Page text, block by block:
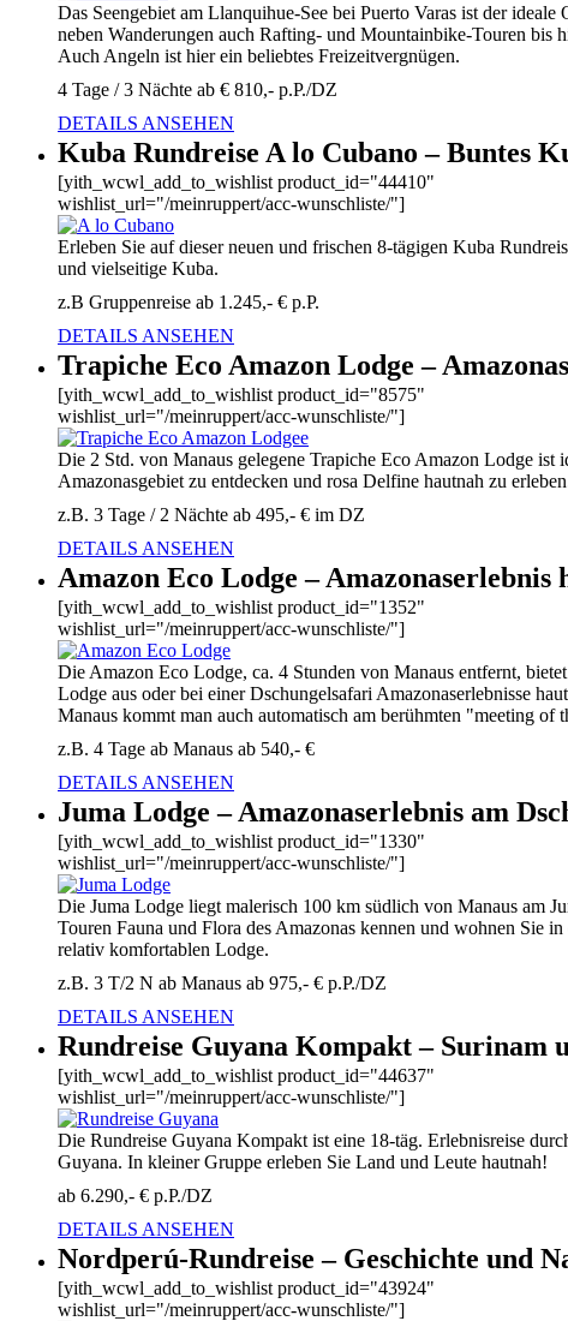
Das Seengebiet am Llanquihue-See bei Puerto Varas ist der
neben Wanderungen auch Rafting- und Mountainbike-Touren bis
Auch Angeln ist hier ein beliebtes Freizeitvergnügen.
4 Tage / 3 Nächte ab € 810,- p.P./DZ
DETAILS ANSEHEN
Kuba Rundreise A lo Cubano – Buntes
[yith_wcwl_add_to_wishlist product_id="44410"
wishlist_url="/meinruppert/acc-wunschliste/"]
Erleben Sie auf dieser neuen und frischen 8-tägigen Kuba
und vielseitige Kuba.
z.B Gruppenreise ab 1.245,- € p.P.
DETAILS ANSEHEN
Trapiche Eco Amazon Lodge –
[yith_wcwl_add_to_wishlist product_id="8575"
wishlist_url="/meinruppert/acc-wunschliste/"]
Die 2 Std. von Manaus gelegene Trapiche Eco Amazon Lodge ist
Amazonasgebiet zu entdecken und rosa Delfine hautnah zu
z.B. 3 Tage / 2 Nächte ab 495,- € im DZ
DETAILS ANSEHEN
Amazon Eco Lodge – Amazonaserlebnis
[yith_wcwl_add_to_wishlist product_id="1352"
wishlist_url="/meinruppert/acc-wunschliste/"]
Die Amazon Eco Lodge, ca. 4 Stunden von Manaus entfernt,
Lodge aus oder bei einer Dschungelsafari Amazonaserlebnisse
Manaus kommt man auch automatisch am berühmten "meeting of
z.B. 4 Tage ab Manaus ab 540,- €
DETAILS ANSEHEN
Juma Lodge – Amazonaserlebnis am
[yith_wcwl_add_to_wishlist product_id="1330"
wishlist_url="/meinruppert/acc-wunschliste/"]
Die Juma Lodge liegt malerisch 100 km südlich von Manaus am
Touren Fauna und Flora des Amazonas kennen und wohnen Sie
relativ komfortablen Lodge.
z.B. 3 T/2 N ab Manaus ab 975,- € p.P./DZ
DETAILS ANSEHEN
Rundreise Guyana Kompakt – Surinam
[yith_wcwl_add_to_wishlist product_id="44637"
wishlist_url="/meinruppert/acc-wunschliste/"]
Die Rundreise Guyana Kompakt ist eine 18-täg. Erlebnisreise
Guyana. In kleiner Gruppe erleben Sie Land und Leute hautnah!
ab 6.290,- € p.P./DZ
DETAILS ANSEHEN
Nordperú-Rundreise – Geschichte und
[yith_wcwl_add_to_wishlist product_id="43924"
wishlist_url="/meinruppert/acc-wunschliste/"]